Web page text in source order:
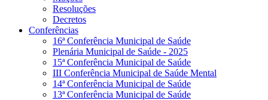
Resoluções
Decretos
Conferências
16ª Conferência Municipal de Saúde
Plenária Municipal de Saúde - 2025
15ª Conferência Municipal de Saúde
III Conferência Municipal de Saúde Mental
14ª Conferência Municipal de Saúde
13ª Conferência Municipal de Saúde